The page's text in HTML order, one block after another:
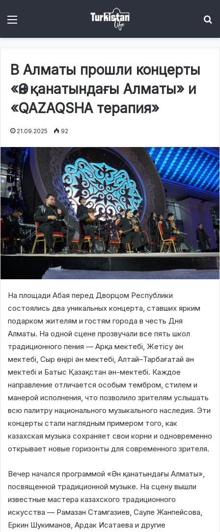
В Алматы прошли концерты
«Ән қанатындағы Алматы» и
«QAZAQSHA терапия»
21.09.2025 92
На площади Абая перед Дворцом Республики
состоялись два уникальных концерта, ставших ярким
подарком жителям и гостям города в честь Дня
Алматы. На одной сцене прозвучали все пять школ
традиционного пения — Арқа мектебі, Жетісу ән
мектебі, Сыр өңірі ән мектебі, Алтай–Тарбағатай ән
мектебі и Батыс Қазақстан ән-мектебі. Каждое
направление отличается особым тембром, стилем и
манерой исполнения, что позволило зрителям услышать
всю палитру национального музыкального наследия. Эти
концерты стали наглядным примером того, как
казахская музыка сохраняет свои корни и одновременно
открывает новые горизонты для современного зрителя.
Вечер начался программой «Ән қанатындағы Алматы»,
посвященной традиционной музыке. На сцену вышли
известные мастера казахского традиционного
искусства — Рамазан Стамгазиев, Сауле Жанпейсова,
Еркин Шукиманов, Ардак Исатаева и другие